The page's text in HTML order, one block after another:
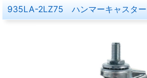
935LA-2LZ75 ハンマーキャスター